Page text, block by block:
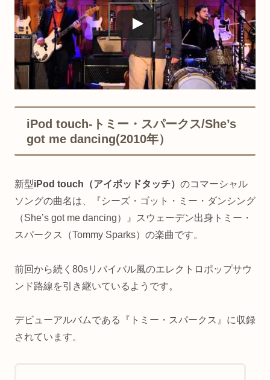
iPod touch-トミー・スパークス/She’s
got me dancing(2010年）
新型iPod touch（アイポッドタッチ） のコマーシャル
ソングの曲名は、『シーズ・ゴット・ミー・ダンシング
（She’s got me dancing）』スウェーデン出身トミー・
スパークス（Tommy Sparks）の楽曲です。
前回から続く80sリバイバル風のエレクトロポップサウ
ンド路線を引き継いているようです。
デビューアルバムである『トミー・スパークス』に収録
されています。